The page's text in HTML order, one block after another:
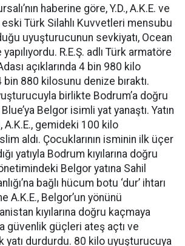
haberine göre, Y.D., A.K.E. ve
eski Türk Silahlı Kuvvetleri mensubu
uyuşturucunun sevkiyatı, Ocean
R.E.Ş. adlı Türk armatöre
açıklarında 4 bin 980 kilo
880 kilosunu denize bıraktı.
birlikte Bodrum’a doğru
Belgor isimli yat yanaştı. Yatın
A.K.E., gemideki 100 kilo
aldı. Çocuklarının isminin ilk üçer
yatıyla Bodrum kıyılarına doğru
Belgor yatına Sahil
bağlı hücum botu ‘dur’ ihtarı
A.K.E., Belgor’un yönünü
kıyılarına doğru kaçmaya
güvenlik güçleri ateş açtı ve
yatı durdurdu. 80 kilo uyuşturucuya